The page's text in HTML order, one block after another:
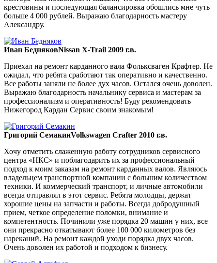
крестовины и последующая балансировка обошлись мне чуть
больше 4 000 рублей. Выражаю благодарность мастеру
Александру.
Иван БедняковNissan X-Trail 2009 г.в.
Приехал на ремонт карданного вала Фольксваген Крафтер. Не
ожидал, что ребята сработают так оперативно и качественно.
Все работы заняли не более дух часов. Остался очень доволен.
Выражаю благодарность начальнику сервиса и мастерам за
профессионализм и оперативность! Буду рекомендовать
Нижегород Кардан Сервис своим знакомым!
Григорий СемакинVolkswagen Crafter 2010 г.в.
Хочу отметить слаженную работу сотрудников сервисного
центра «НКС» и поблагодарить их за профессиональный
подход к моим заказам на ремонт карданных валов. Являюсь
владельцем транспортной компании с большим количеством
техники. И коммерческий транспорт, и личные автомобили
всегда отправлял в этот сервис. Ребята молодцы, держат
хорошие цены на запчасти и работы. Всегда добродушный
прием, четкое определение поломки, внимание и
компетентность. Починили уже порядка 20 машин у них, все
они прекрасно откатывают более 100 000 километров без
нареканий. На ремонт каждой уходи порядка двух часов.
Очень доволен их работой и подходом к бизнесу.